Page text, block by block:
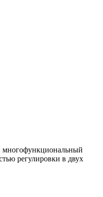
регулировки в двух